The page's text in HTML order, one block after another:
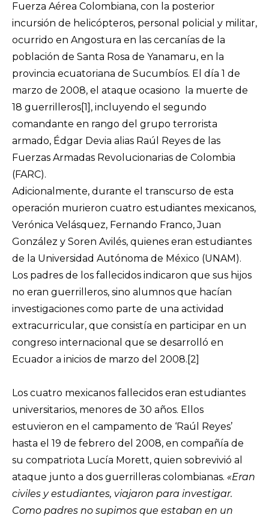
Fuerza Aérea Colombiana, con la posterior
incursión de helicópteros, personal policial y militar,
ocurrido en Angostura en las cercanías de la
población de Santa Rosa de Yanamaru, en la
provincia ecuatoriana de Sucumbíos. El día 1 de
marzo de 2008, el ataque ocasiono la muerte de
18 guerrilleros [1] , incluyendo el segundo
comandante en rango del grupo terrorista
armado, Édgar Devia alias Raúl Reyes de las
Fuerzas Armadas Revolucionarias de Colombia
(FARC).
Adicionalmente, durante el transcurso de esta
operación murieron cuatro estudiantes mexicanos,
Verónica Velásquez, Fernando Franco, Juan
González y Soren Avilés, quienes eran estudiantes
de la Universidad Autónoma de México (UNAM).
Los padres de los fallecidos indicaron que sus hijos
no eran guerrilleros, sino alumnos que hacían
investigaciones como parte de una actividad
extracurricular, que consistía en participar en un
congreso internacional que se desarrolló en
Ecuador a inicios de marzo del 2008. [2]
Los cuatro mexicanos fallecidos eran estudiantes
universitarios, menores de 30 años. Ellos
estuvieron en el campamento de ‘Raúl Reyes’
hasta el 19 de febrero del 2008, en compañía de
su compatriota Lucía Morett, quien sobrevivió al
ataque junto a dos guerrilleras colombianas. «Eran
civiles y estudiantes, viajaron para investigar.
Como padres no supimos que estaban en un